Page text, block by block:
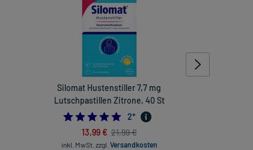
Silomat Hustenstiller 7,7 mg
Lutschpastillen Zitrone, 40 St
5.0
2*
13,99 € 21,99 €
inkl. MwSt. zzgl. Versandkosten